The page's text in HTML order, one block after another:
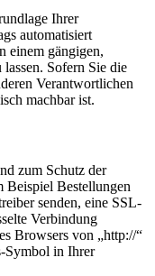
Ihrer
automatisiert
einem gängigen,
lassen. Sofern Sie die
Verantwortlichen
machbar ist.
zum Schutz der
Beispiel Bestellungen
senden, eine SSL-
Verbindung
Browsers von „http://“
Symbol in Ihrer